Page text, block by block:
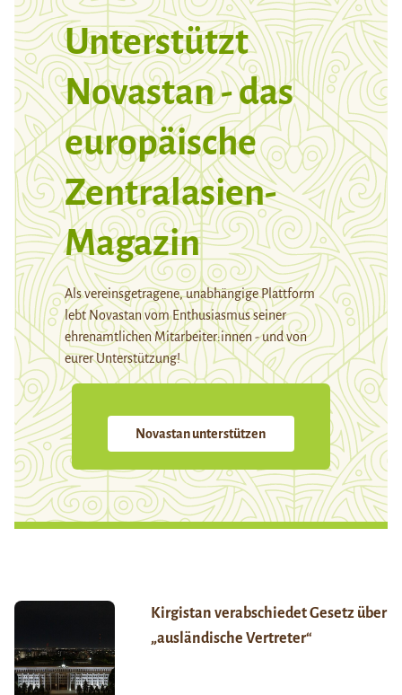
Unterstützt
Novastan - das
europäische
Zentralasien-
Magazin
Als vereinsgetragene, unabhängige Plattform
lebt Novastan vom Enthusiasmus seiner
ehrenamtlichen Mitarbeiter:innen - und von
eurer Unterstützung!
Novastan unterstützen
Kirgistan verabschiedet Gesetz über
„ausländische Vertreter“